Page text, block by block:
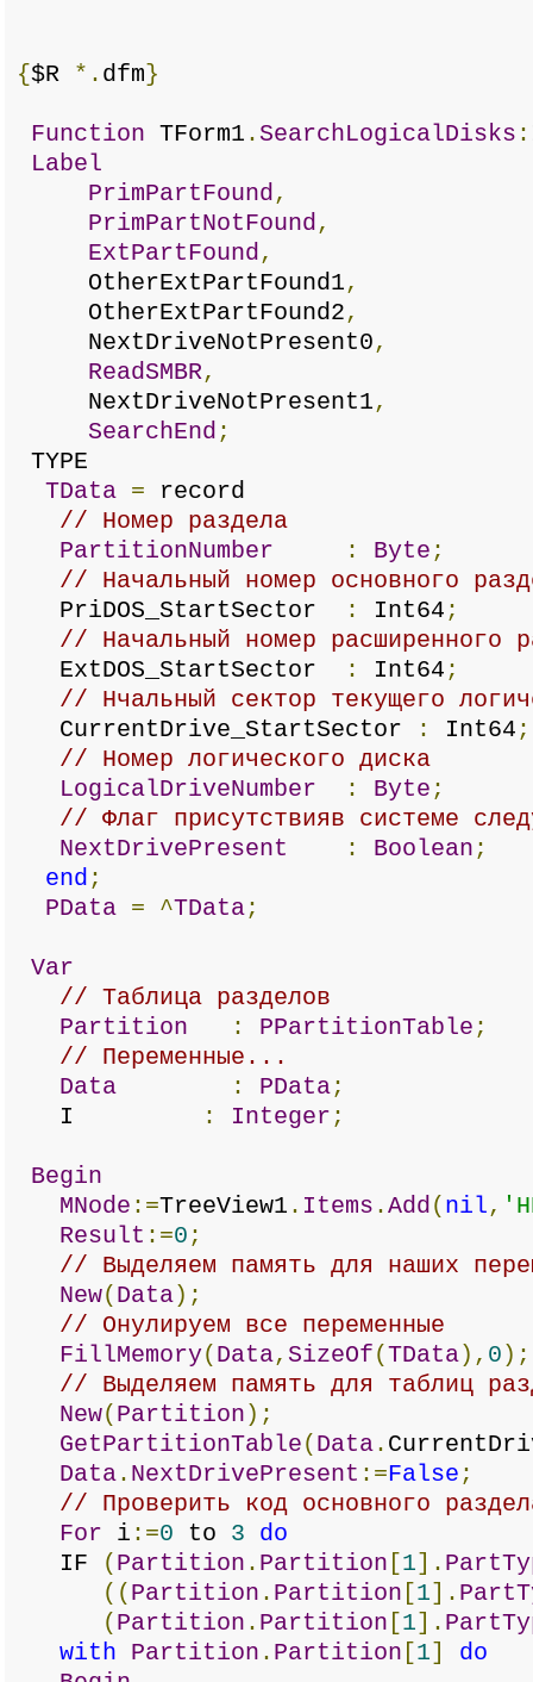
{$R *. dfm}
Function TForm1 . SearchLogicalDisks :
Label
PrimPartFound,
PrimPartNotFound,
ExtPartFound,
OtherExtPartFound1,
OtherExtPartFound2,
NextDriveNotPresent0,
ReadSMBR,
NextDriveNotPresent1,
SearchEnd ;
TYPE
TData = record
// Номер раздела
PartitionNumber
: Byte ;
// Начальный номер основного
PriDOS_StartSector
: Int64 ;
// Начальный номер расширенного
ExtDOS_StartSector
: Int64 ;
// Нчальный сектор текущего
CurrentDrive_StartSector
: Int64 ;
// Номер логического диска
LogicalDriveNumber
: Byte ;
// Флаг присутствияв системе
NextDrivePresent
: Boolean ;
end ;
PData = ^TData;
Var
// Таблица разделов
Partition
: PPartitionTable ;
// Переменные...
Data
: PData;
I
: Integer ;
Begin
MNode :=TreeView1 . Items .Add( nil,
Result :=0 ;
// Выделяем память для наших
New( Data);
// Онулируем все переменные
FillMemory( Data, SizeOf(TData), 0 );
// Выделяем память для таблиц
New( Partition );
GetPartitionTable( Data.
Data. NextDrivePresent :=False ;
// Проверить код основного
For i :=0 to 3
do
IF
( Partition . Partition [1].
(( Partition . Partition [1].
( Partition . Partition [1].
with
Partition . Partition [1]
do